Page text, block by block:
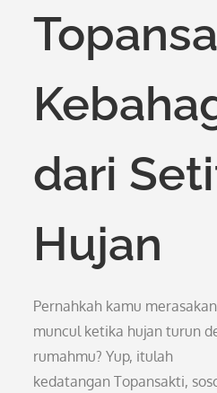
dari
Hujan
Pernahkah kamu
muncul ketika hujan turun
rumahmu? Yup, itulah
kedatangan Topansakti,